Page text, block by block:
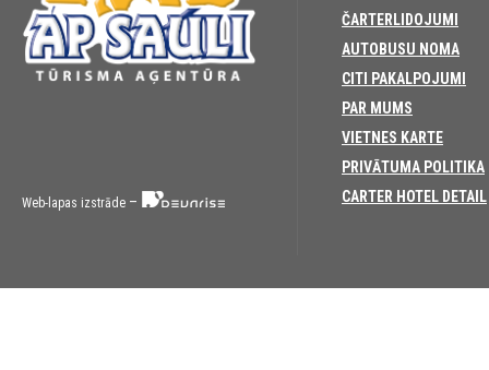
Web-lapas izstrāde –
ČARTERLIDOJUMI
AUTOBUSU NOMA
CITI PAKALPOJUMI
PAR MUMS
VIETNES KARTE
PRIVĀTUMA POLITIKA
CARTER HOTEL DETAIL